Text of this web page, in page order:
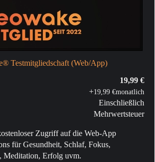
Testmitgliedschaft (Web/App)
19,99 €
+19,99 €monatlich
Einschließlich
Mehrwertsteuer
Zugriff auf die Web-App
für Gesundheit, Schlaf, Fokus,
Meditation, Erfolg uvm.